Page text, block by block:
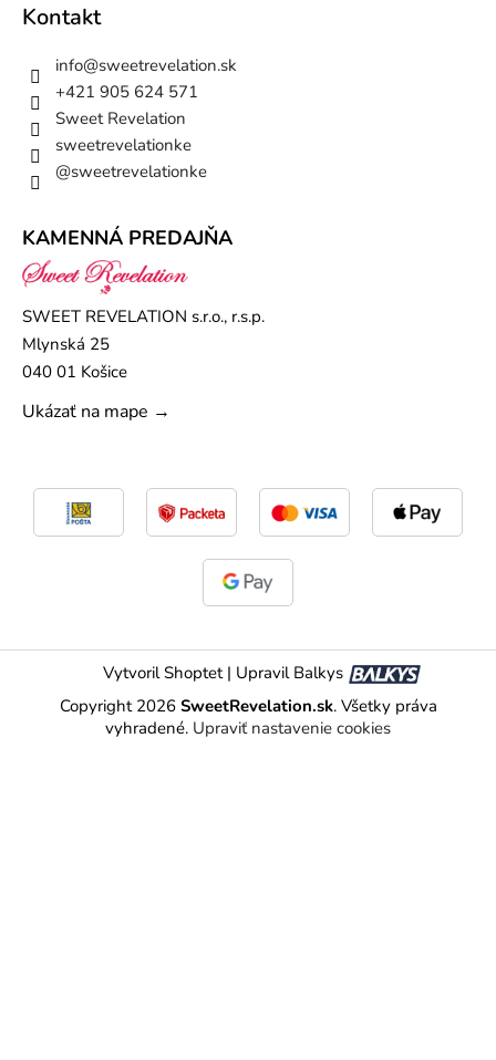
Kontakt
info@sweetrevelation.sk
+421 905 624 571
Sweet Revelation
sweetrevelationke
@sweetrevelationke
KAMENNÁ PREDAJŇA
SWEET REVELATION s.r.o., r.s.p.
Mlynská 25
040 01 Košice
Ukázať na mape →
Vytvoril Shoptet | Upravil Balkys
Copyright 2026 SweetRevelation.sk. Všetky práva
vyhradené. Upraviť nastavenie cookies